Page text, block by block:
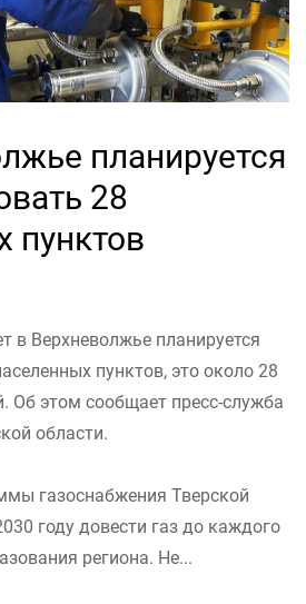
планируется
28
пунктов
в Верхневолжье планируется
пунктов, это около 28
Об этом сообщает пресс-служба
области.
газоснабжения Тверской
году довести газ до каждого
региона. Не...